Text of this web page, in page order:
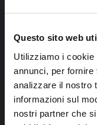
Questo sito web
Utilizziamo i
annunci, per
analizzare il nostro
informazioni sul
nostri partner che